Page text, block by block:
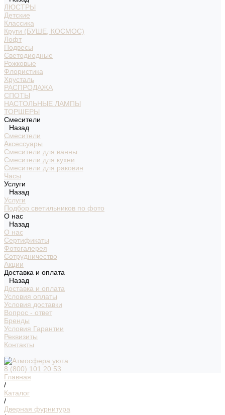
ЛЮСТРЫ
Детские
Классика
Круги (БУШЕ, КОСМОС)
Лофт
Подвесы
Светодиодные
Рожковые
Флористика
Хрусталь
РАСПРОДАЖА
СПОТЫ
НАСТОЛЬНЫЕ ЛАМПЫ
ТОРШЕРЫ
Смесители
Назад
Смесители
Аксессуары
Смесители для ванны
Смесители для кухни
Смесители для раковин
Часы
Услуги
Назад
Услуги
Подбор светильников по фото
О нас
Назад
О нас
Сертификаты
Фотогалерея
Сотрудничество
Акции
Доставка и оплата
Назад
Доставка и оплата
Условия оплаты
Условия доставки
Вопрос - ответ
Бренды
Условия Гарантии
Реквизиты
Контакты
8 (800) 101 20 53
Главная
/
Каталог
/
Дверная фурнитура